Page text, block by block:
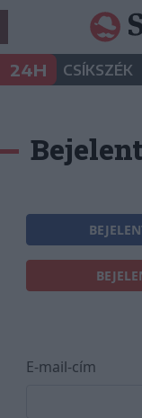
24H CSÍKSZÉK
E-mail-cím